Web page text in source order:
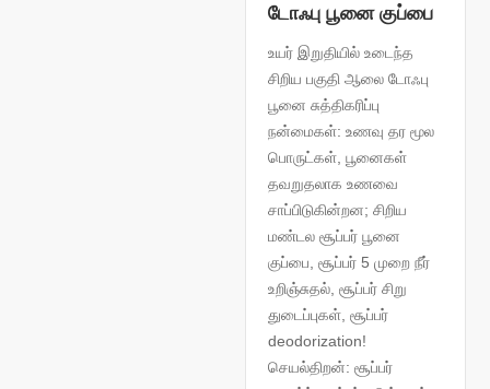
டோஃபு பூனை குப்பை
உயர் இறுதியில் உடைந்த
சிறிய பகுதி ஆலை டோஃபு
பூனை சுத்திகரிப்பு
நன்மைகள்: உணவு தர மூல
பொருட்கள், பூனைகள்
தவறுதலாக உணவை
சாப்பிடுகின்றன; சிறிய
மண்டல சூப்பர் பூனை
குப்பை, சூப்பர் 5 முறை நீர்
உறிஞ்சுதல், சூப்பர் சிறு
துடைப்புகள், சூப்பர்
deodorization!
செயல்திறன்: சூப்பர்